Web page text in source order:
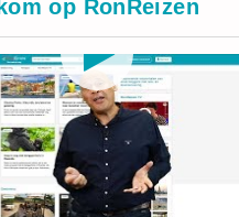
op RonReizen